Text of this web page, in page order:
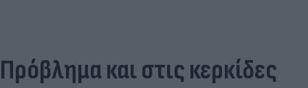
Πρόβλημα και στις κερκίδες